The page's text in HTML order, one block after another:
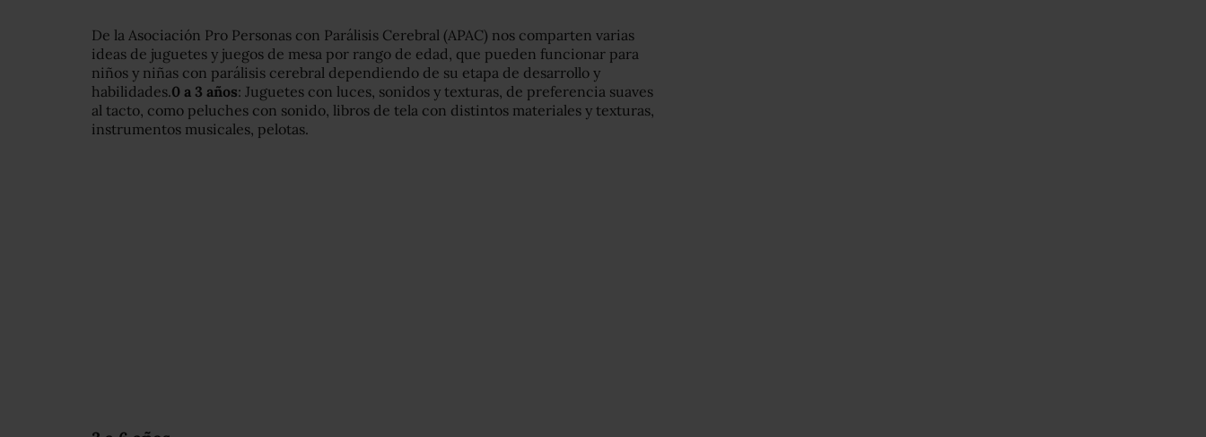
De la Asociación Pro Personas con Parálisis Cerebral (APAC) nos comparten varias
ideas de juguetes y juegos de mesa por rango de edad, que pueden funcionar para
niños y niñas con parálisis cerebral dependiendo de su etapa de desarrollo y
habilidades.0 a 3 años: Juguetes con luces, sonidos y texturas, de preferencia suaves
al tacto, como peluches con sonido, libros de tela con distintos materiales y texturas,
instrumentos musicales, pelotas.